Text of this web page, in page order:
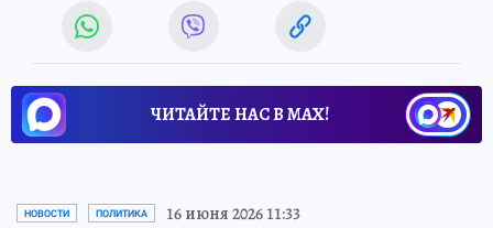
ЧИТАЙТЕ НАС В МАХ!
НОВОСТИ ПОЛИТИКА 16 июня 2026 11:33